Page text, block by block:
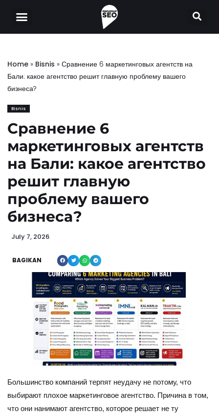
content
Home » Bisnis » Сравнение 6 маркетинговых агентств на
Бали: какое агентство решит главную проблему вашего
бизнеса?
Bisnis
Сравнение 6
маркетинговых агентств
на Бали: какое агентство
решит главную
проблему вашего
бизнеса?
July 7, 2026
BAGIKAN
Большинство компаний терпят неудачу не потому, что
выбирают плохое маркетинговое агентство. Причина в том,
что они нанимают агентство, которое решает не ту